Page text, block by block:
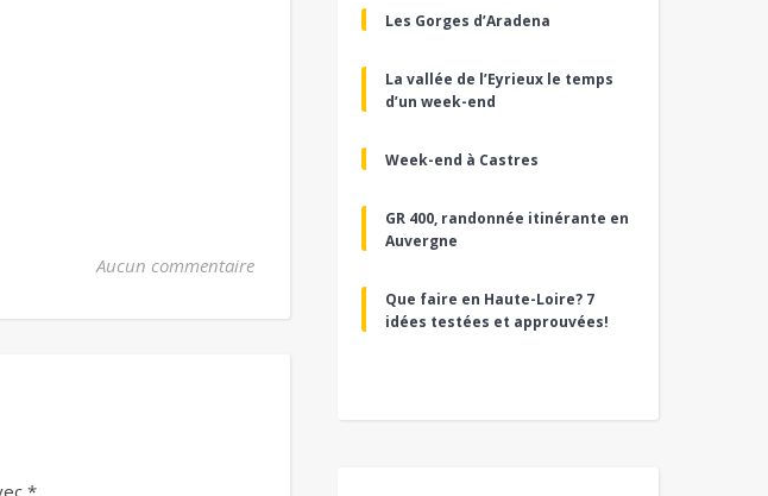
Aucun commentaire
*
Les Gorges d’Aradena
La vallée de l’Eyrieux le temps
d’un week-end
Week-end à Castres
GR 400, randonnée itinérante en
Auvergne
Que faire en Haute-Loire? 7
idées testées et approuvées!